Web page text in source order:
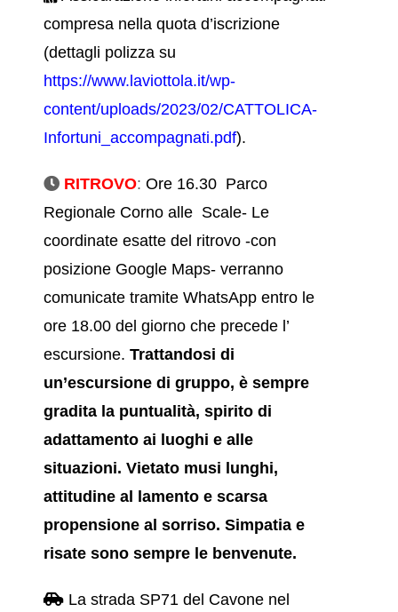
compresa nella quota d’iscrizione
(dettagli polizza su
https://www.laviottola.it/wp-
content/uploads/2023/02/CATTOLICA-
Infortuni_accompagnati.pdf).
RITROVO:Ore 16.30 Parco
Regionale Corno alle Scale- Le
coordinate esatte del ritrovo -con
posizione Google Maps- verranno
comunicate tramite WhatsApp entro le
ore 18.00 del giorno che precede l’
escursione.Trattandosi di
un’escursione di gruppo, è sempre
gradita la puntualità, spirito di
adattamento ai luoghi e alle
situazioni. Vietato musi lunghi,
attitudine al lamento e scarsa
propensione al sorriso. Simpatia e
risate sono sempre le benvenute.
La strada SP71 del Cavone nel